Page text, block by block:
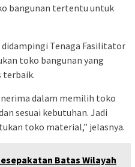
bangunan tertentu untuk
Tenaga Fasilitator
toko bangunan yang
terbaik.
dalam memilih toko
sesuai kebutuhan. Jadi
toko material,” jelasnya.
Batas Wilayah